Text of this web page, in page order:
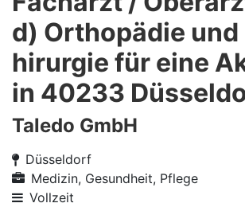
d) Orthopädie
hirurgie für eine
in 40233
Taledo GmbH
Düsseldorf
Medizin, Gesundheit, Pflege
Vollzeit